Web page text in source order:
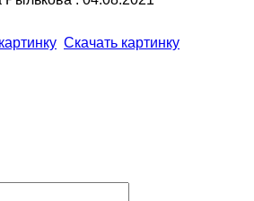
Скачать картинку